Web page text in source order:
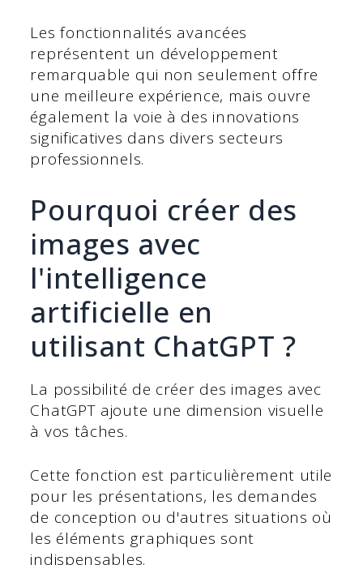
Les fonctionnalités avancées
représentent un développement
remarquable qui non seulement offre
une meilleure expérience, mais ouvre
également la voie à des innovations
significatives dans divers secteurs
professionnels.
Pourquoi créer des
images avec
l'intelligence
artificielle en
utilisant ChatGPT ?
La possibilité de créer des images avec
ChatGPT ajoute une dimension visuelle
à vos tâches.
Cette fonction est particulièrement utile
pour les présentations, les demandes
de conception ou d'autres situations où
les éléments graphiques sont
indispensables.